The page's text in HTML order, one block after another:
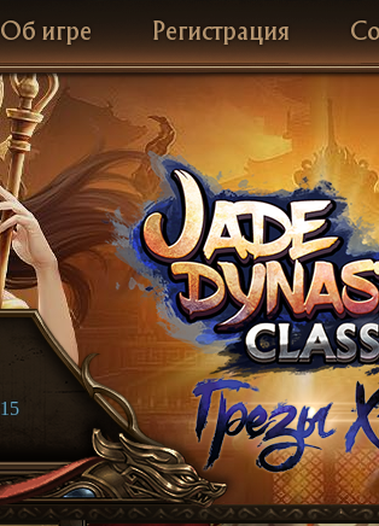
Об игре Регистрация
15